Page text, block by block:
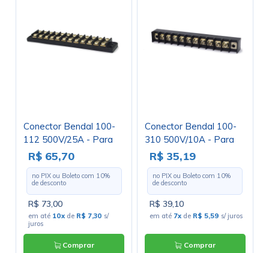
Conector Bendal 100-
112 500V/25A - Para
uso com Terminais
R$ 65,70
no PIX ou Boleto com 10%
de desconto
R$ 73,00
em até 10x de R$ 7,30 s/
juros
Comprar
Conector Bendal 100-
310 500V/10A - Para
uso com Terminais
R$ 35,19
no PIX ou Boleto com 10%
de desconto
R$ 39,10
em até 7x de R$ 5,59 s/ juros
Comprar